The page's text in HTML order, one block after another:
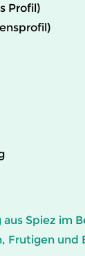
Profil)
Spiez im
Frutigen und